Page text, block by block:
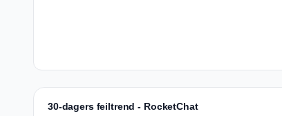
30-dagers feiltrend - RocketChat